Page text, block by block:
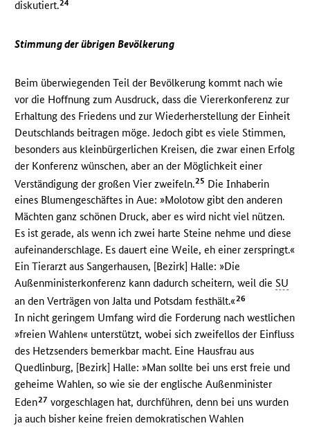
diskutiert.24
Stimmung der übrigen Bevölkerung
Beim überwiegenden Teil der Bevölkerung kommt nach wie
vor die Hoffnung zum Ausdruck, dass die Viererkonferenz zur
Erhaltung des Friedens und zur Wiederherstellung der Einheit
Deutschlands beitragen möge. Jedoch gibt es viele Stimmen,
besonders aus kleinbürgerlichen Kreisen, die zwar einen Erfolg
der Konferenz wünschen, aber an der Möglichkeit einer
Verständigung der großen Vier zweifeln.25 Die Inhaberin
eines Blumengeschäftes in Aue: »Molotow gibt den anderen
Mächten ganz schönen Druck, aber es wird nicht viel nützen.
Es ist gerade, als wenn ich zwei harte Steine nehme und diese
aufeinanderschlage. Es dauert eine Weile, eh einer zerspringt.«
Ein Tierarzt aus Sangerhausen, [Bezirk] Halle: »Die
Außenministerkonferenz kann dadurch scheitern, weil dieSU
an den Verträgen von Jalta und Potsdam festhält.«26
In nicht geringem Umfang wird die Forderung nach westlichen
»freien Wahlen« unterstützt, wobei sich zweifellos der Einfluss
des Hetzsenders bemerkbar macht. Eine Hausfrau aus
Quedlinburg, [Bezirk] Halle: »Man sollte bei uns erst freie und
geheime Wahlen, so wie sie der englische Außenminister
Eden27 vorgeschlagen hat, durchführen, denn bei uns wurden
ja auch bisher keine freien demokratischen Wahlen